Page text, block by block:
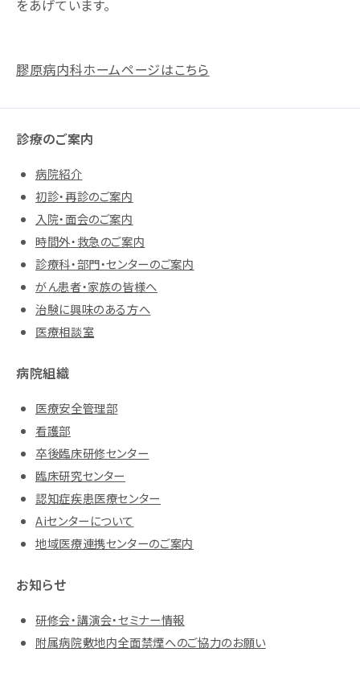
をあげています。
膠原病内科ホームページはこちら
診療のご案内
病院紹介
初診・再診のご案内
入院・面会のご案内
時間外・救急のご案内
診療科・部門・センターのご案内
がん患者・家族の皆様へ
治験に興味のある方へ
医療相談室
病院組織
医療安全管理部
看護部
卒後臨床研修センター
臨床研究センター
認知症疾患医療センター
Aiセンターについて
地域医療連携センターのご案内
お知らせ
研修会・講演会・セミナー情報
附属病院敷地内全面禁煙へのご協力のお願い